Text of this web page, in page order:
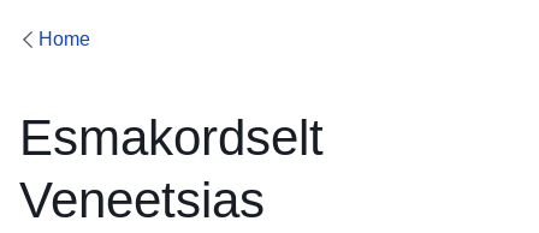
Home
Esmakordselt
Veneetsias